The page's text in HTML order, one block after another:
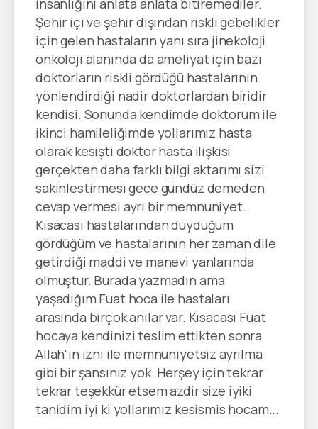
insanlığıni anlata anlata bitiremediler.
Şehir içi ve şehir dışından riskli gebelikler
için gelen hastaların yanı sıra jinekoloji
onkoloji alanında da ameliyat için bazı
doktorların riskli gördüğü hastalarının
yönlendirdiği nadir doktorlardan biridir
kendisi. Sonunda kendimde doktorum ile
ikinci hamileliğimde yollarımız hasta
olarak kesişti doktor hasta ilişkisi
gerçekten daha farklı bilgi aktarımı sizi
sakinlestirmesi gece gündüz demeden
cevap vermesi ayrı bir memnuniyet.
Kısacası hastalarından duyduğum
gördüğüm ve hastalarının her zaman dile
getirdiği maddi ve manevi yanlarında
olmuştur. Burada yazmadın ama
yaşadığım Fuat hoca ile hastaları
arasında birçok anılar var. Kısacası Fuat
hocaya kendinizi teslim ettikten sonra
Allah'ın izni ile memnuniyetsiz ayrılma
gibi bir şansınız yok. Herşey için tekrar
tekrar teşekkür etsem azdir size iyiki
tanidim iyi ki yollarımız kesismis hocam...